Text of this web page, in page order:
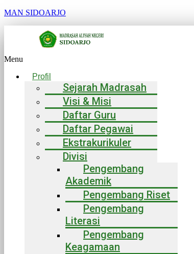
MAN SIDOARJO
Menu
Profil
Sejarah Madrasah
Visi & Misi
Daftar Guru
Daftar Pegawai
Ekstrakurikuler
Divisi
Pengembang
Akademik
Pengembang Riset
Pengembang
Literasi
Pengembang
Keagamaan